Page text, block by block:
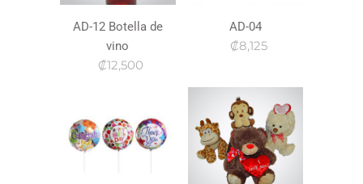
AD-12 Botella de
vino
₡12,500
AD-04
₡8,125